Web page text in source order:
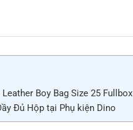
Boy Bag Size 25 Fullbox
Đủ Hộp tại Phụ kiện Dino